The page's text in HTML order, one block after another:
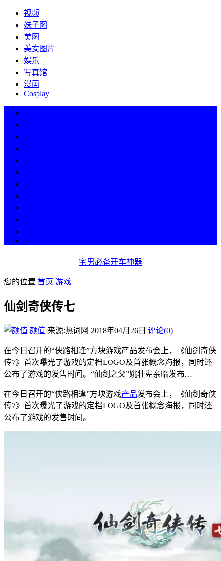
视频
妹子图
美图
美女图片
娱乐
写真馆
漫画
Cosplay
宅男必备开车神器
您的位置 首页 游戏
仙剑奇侠传七
颜值 来源:热词网 2018年04月26日 评论(0)
在今日召开的“侠路相逢”方块游戏产品发布会上，《仙剑奇侠
传7》首次曝光了游戏的定档LOGO及首张概念海报，同时还
公布了游戏的发售时间。“仙剑之父”姚壮宪亲临发布…
在今日召开的“侠路相逢”方块游戏产品发布会上，《仙剑奇侠
传7》首次曝光了游戏的定档LOGO及首张概念海报，同时还
公布了游戏的发售时间。